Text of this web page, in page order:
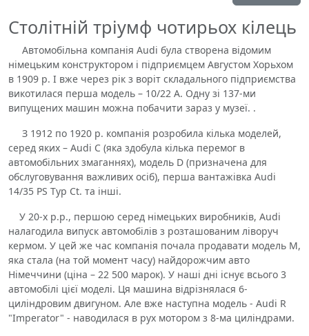
Столітній тріумф чотирьох кілець
Автомобільна компанія Audi була створена відомим
німецьким конструктором і підприємцем Августом Хорьхом
в 1909 р. І вже через рік з воріт складального підприємства
викотилася перша модель – 10/22 A. Одну зі 137-ми
випущених машин можна побачити зараз у музеї. .
З 1912 по 1920 р. компанія розробила кілька моделей,
серед яких – Audi С (яка здобула кілька перемог в
автомобільних змаганнях), модель D (призначена для
обслуговування важливих осіб), перша вантажівка Audi
14/35 PS Typ Ct. та інші.
У 20-х р.р., першою серед німецьких виробників, Audi
налагодила випуск автомобілів з розташованим ліворуч
кермом. У цей же час компанія почала продавати модель М,
яка стала (на той момент часу) найдорожчим авто
Німеччини (ціна – 22 500 марок). У наші дні існує всього 3
автомобілі цієї моделі. Ця машина відрізнялася 6-
циліндровим двигуном. Але вже наступна модель - Audi R
"Imperator" - наводилася в рух мотором з 8-ма циліндрами.